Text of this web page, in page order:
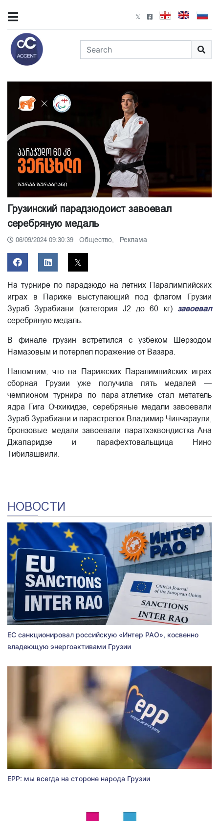
Грузинский парадзюдоист завоевал
серебряную медаль
06/09/2024 09:30:39 Общество, Реклама
На турнире по парадзюдо на летних Паралимпийских
играх в Париже выступающий под флагом Грузии
Зураб Зурабиани (категория J2 до 60 кг) завоевал
серебряную медаль.
В финале грузин встретился с узбеком Шерзодом
Намазовым и потерпел поражение от Вазара.
Напомним, что на Парижских Паралимпийских играх
сборная Грузии уже получила пять медалей —
чемпионом турнира по пара-атлетике стал метатель
ядра Гига Очхикидзе, серебряные медали завоевали
Зураб Зурабиани и парастрелок Владимир Чинчараули,
бронзовые медали завоевали паратхэквондистка Ана
Джапаридзе и парафехтовальщица Нино
Тибилашвили.
НОВОСТИ
ЕС санкционировал российскую «Интер РАО», косвенно
владеющую энергоактивами Грузии
EPP: мы всегда на стороне народа Грузии